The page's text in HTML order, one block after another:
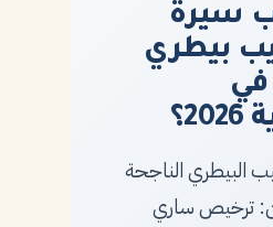
سيرة
بيطري
في
البيطري الناجحة
ترخيص ساري